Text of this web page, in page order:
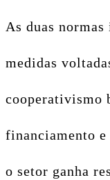
As duas
medidas
cooperativismo
financiamento
o setor ganha